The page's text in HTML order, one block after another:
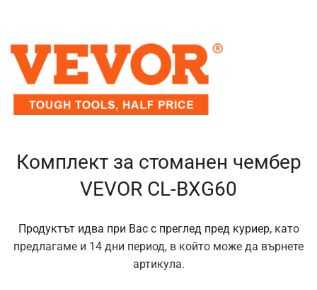
Комплект за стоманен чембер
VEVOR CL-BXG60
Продуктът идва при Вас с преглед пред куриер, като
предлагаме и 14 дни период, в който може да върнете
артикула.